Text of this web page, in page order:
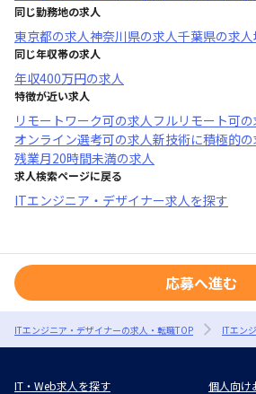
同じ勤務地の求人
東京都の求人神奈川県の求人千葉県の求人
同じ年収帯の求人
年収400万円の求人
特徴が近い求人
リモートワーク可の求人フルリモート可
オンライン選考可の求人新技術に積極的
残業月20時間未満の求人
求人検索ページに戻る
ITエンジニア・デザイナー求人を探す
応募へ進む
ITエンジニア・デザイナーの求人・転職TOP ITエン
IT・Web求人を探す 個人向け